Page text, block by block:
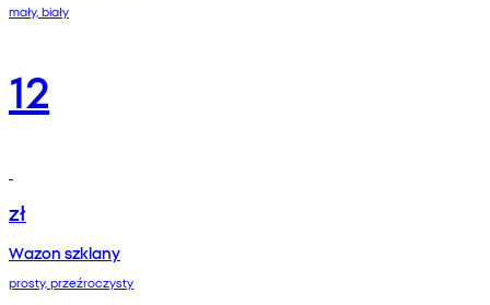
mały, biały
12
zł
Wazon szklany
prosty, przeźroczysty